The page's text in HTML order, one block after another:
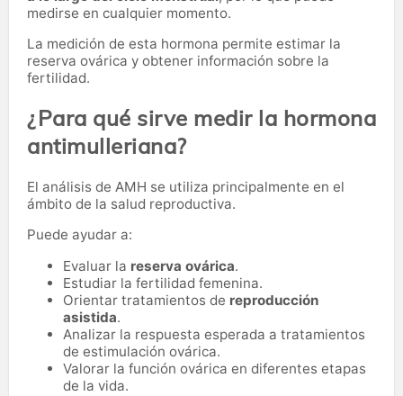
medirse en cualquier momento.
La medición de esta hormona permite estimar la
reserva ovárica y obtener información sobre la
fertilidad.
¿Para qué sirve medir la hormona
antimulleriana?
El análisis de AMH se utiliza principalmente en el
ámbito de la salud reproductiva.
Puede ayudar a:
Evaluar la reserva ovárica.
Estudiar la fertilidad femenina.
Orientar tratamientos de reproducción
asistida.
Analizar la respuesta esperada a tratamientos
de estimulación ovárica.
Valorar la función ovárica en diferentes etapas
de la vida.